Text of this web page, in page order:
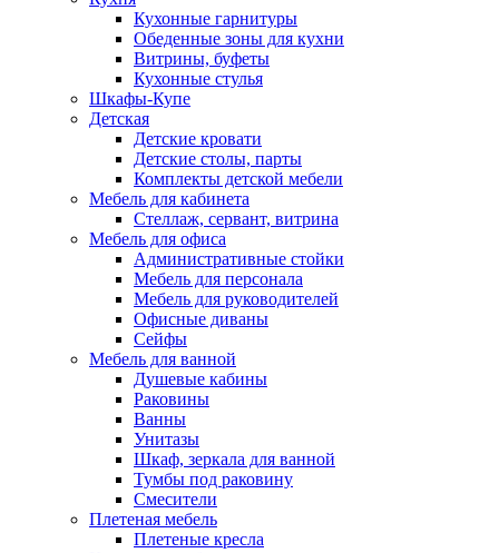
Кухонные гарнитуры
Обеденные зоны для кухни
Витрины, буфеты
Кухонные стулья
Шкафы-Купе
Детская
Детские кровати
Детские столы, парты
Комплекты детской мебели
Мебель для кабинета
Стеллаж, сервант, витрина
Мебель для офиса
Административные стойки
Мебель для персонала
Мебель для руководителей
Офисные диваны
Сейфы
Мебель для ванной
Душевые кабины
Раковины
Ванны
Унитазы
Шкаф, зеркала для ванной
Тумбы под раковину
Смесители
Плетеная мебель
Плетеные кресла